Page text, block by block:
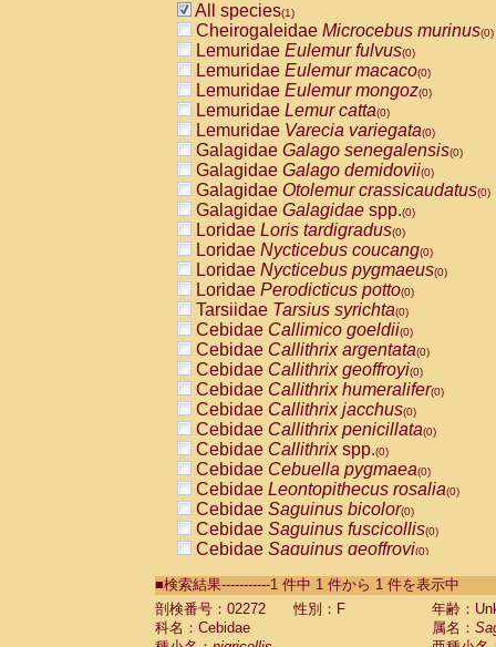
All species(1)
Cheirogaleidae Microcebus murinus(0)
Lemuridae Eulemur fulvus(0)
Lemuridae Eulemur macaco(0)
Lemuridae Eulemur mongoz(0)
Lemuridae Lemur catta(0)
Lemuridae Varecia variegata(0)
Galagidae Galago senegalensis(0)
Galagidae Galago demidovii(0)
Galagidae Otolemur crassicaudatus(0)
Galagidae Galagidae spp.(0)
Loridae Loris tardigradus(0)
Loridae Nycticebus coucang(0)
Loridae Nycticebus pygmaeus(0)
Loridae Perodicticus potto(0)
Tarsiidae Tarsius syrichta(0)
Cebidae Callimico goeldii(0)
Cebidae Callithrix argentata(0)
Cebidae Callithrix geoffroyi(0)
Cebidae Callithrix humeralifer(0)
Cebidae Callithrix jacchus(0)
Cebidae Callithrix penicillata(0)
Cebidae Callithrixspp.(0)
Cebidae Cebuella pygmaea(0)
Cebidae Leontopithecus rosalia(0)
Cebidae Saguinus bicolor(0)
Cebidae Saguinus fuscicollis(0)
Cebidae Saguinus geoffroyi(0)
CebidaeSaguinus labiatus(0)
Cebidae Saguinus leucopus (0)
Cebidae
■検索結果-----------1 件中 1 件から 1 件を表示中
剖検番号：02272
性別：F
年齢：
科名：Cebidae
属名：